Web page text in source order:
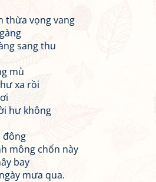
thừa vọng vang
sang thu
mù
xa rồi
hư không
đông
mông chốn này
bay
mưa qua.